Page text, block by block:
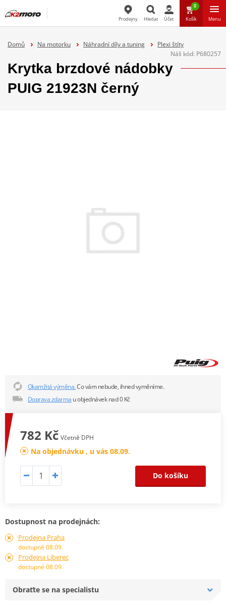
Prodejny Hledat Účet
0
Košík Menu
Domů Na motorku Náhradní díly a tuning
Plexi štíty
Náš kód: P680257
Krytka brzdové nádobky
PUIG 21923N černý
Okamžitá výměna.Co vám nebude, ihned vyměníme.
Doprava zdarma u objednávek nad 0 Kč
782 Kč Včetně DPH
Na objednávku , u vás 08.09.
Do košíku
Dostupnost na prodejnách:
Prodejna Praha
dostupné 08.09.
Prodejna Liberec
dostupné 08.09.
Obraťte se na specialistu